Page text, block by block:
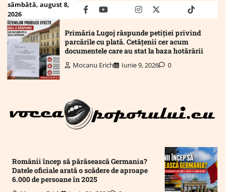
Skip
content
sâmbătă, august 8,
2026
facebookyoutubeMailinstagram
twitter truthtiktok
Primăria Lugoj răspunde petiției privind
parcările cu plată. Cetățenii cer acum
documentele care au stat la baza hotărârii
Mocanu Erich Iunie 9, 2026 0
Românii încep să părăsească Germania?
Datele oficiale arată o scădere de aproape
6.000 de persoane în 2025